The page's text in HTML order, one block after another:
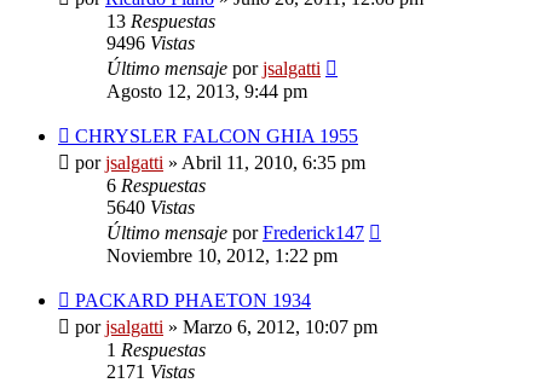
13 Respuestas
9496 Vistas
Último mensaje porjsalgatti
Agosto 12, 2013, 9:44 pm
CHRYSLER FALCON GHIA 1955
porjsalgatti » Abril 11, 2010, 6:35 pm
6 Respuestas
5640 Vistas
Último mensaje porFrederick147
Noviembre 10, 2012, 1:22 pm
PACKARD PHAETON 1934
porjsalgatti » Marzo 6, 2012, 10:07 pm
1 Respuestas
2171 Vistas